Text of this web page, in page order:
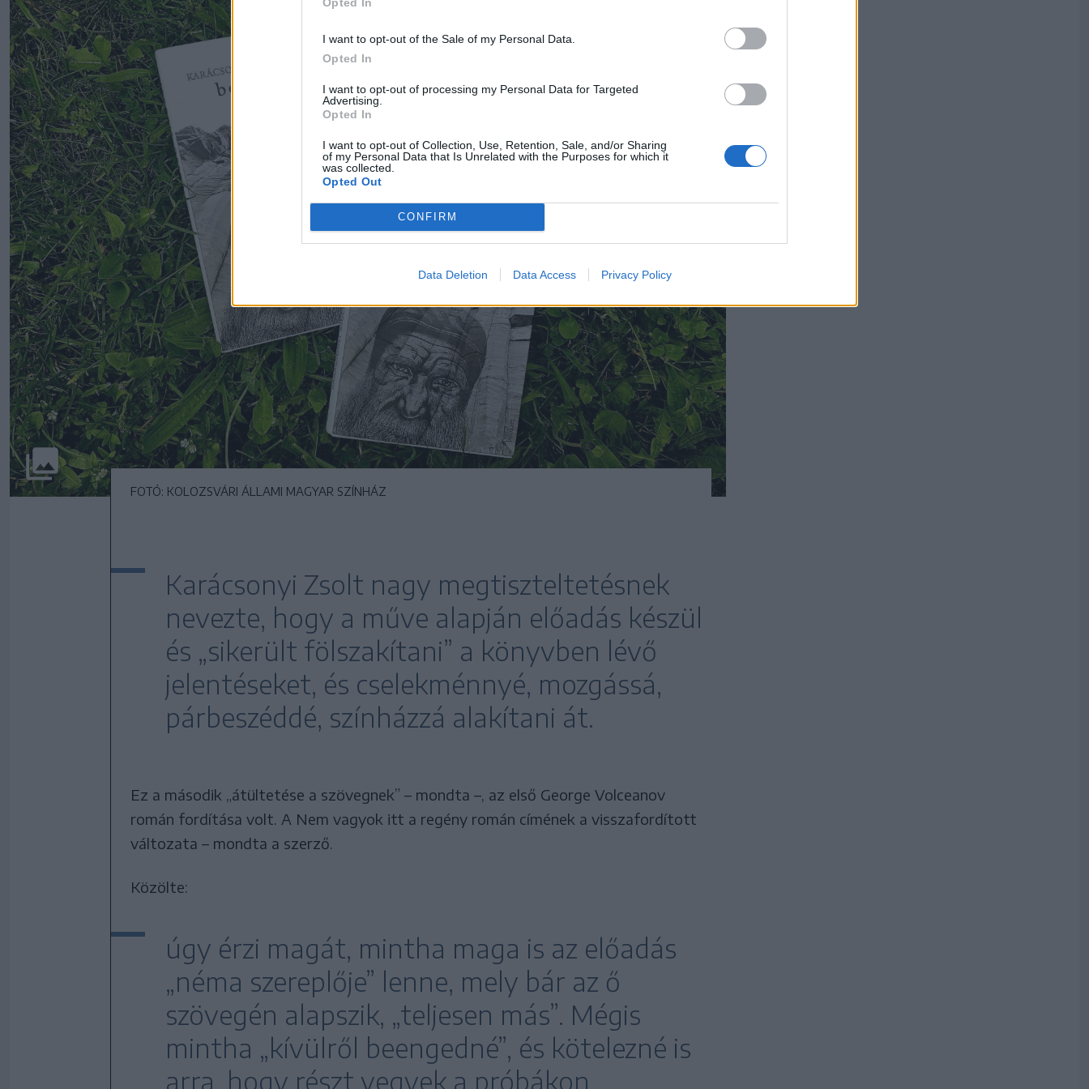
I want to opt-out of the Sale of my Personal Data.
Opted In
I want to opt-out of processing my Personal Data for Targeted
Advertising.
Opted In
I want to opt-out of Collection, Use, Retention, Sale, and/or Sharing
of my Personal Data that Is Unrelated with the Purposes for which it
was collected.
Opted Out
CONFIRM
Data Deletion Data Access Privacy Policy
FOTÓ: KOLOZSVÁRI ÁLLAMI MAGYAR SZÍNHÁZ
Karácsonyi Zsolt nagy megtiszteltetésnek
nevezte, hogy a műve alapján előadás készül
és „sikerült fölszakítani” a könyvben lévő
jelentéseket, és cselekménnyé, mozgássá,
párbeszéddé, színházzá alakítani át.
Ez a második „átültetése a szövegnek” – mondta –, az első George Volceanov
román fordítása volt. A Nem vagyok itt a regény román címének a visszafordított
változata – mondta a szerző.
Közölte:
úgy érzi magát, mintha maga is az előadás
„néma szereplője” lenne, mely bár az ő
szövegén alapszik, „teljesen más”. Mégis
mintha „kívülről beengedné”, és kötelezné is
arra, hogy részt vegyek a próbákon.